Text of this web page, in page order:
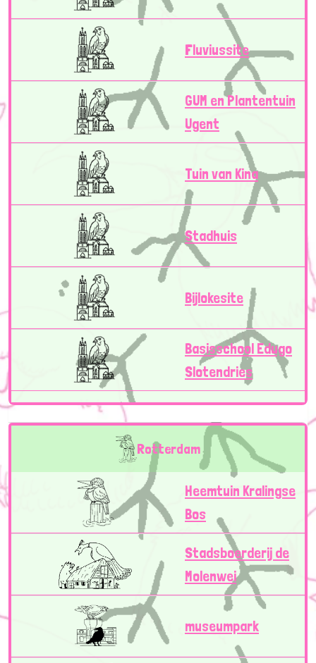
Fluviussite
GUM en Plantentuin
Ugent
Tuin van Kina
Stadhuis
Bijlokesite
Basisschool Edugo
Slotendries
Rotterdam
Heemtuin Kralingse
Bos
Stadsboerderij de
Molenwei
museumpark